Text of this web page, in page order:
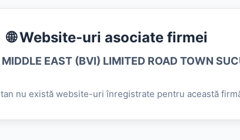
🌐 Website-uri asociate firmei
EAST (BVI) LIMITED ROAD TOWN
nu există website-uri înregistrate pentru această